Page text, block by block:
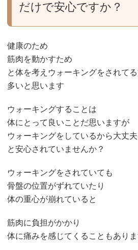
だけで安心ですか？
健康のため
筋肉を動かすため
と体を考えウォーキングをされて
多いと思います
ウォーキングすることは
体にとって良いことだ思いますが
ウォーキングをしているから大丈夫
と安心されていませんか？
ウォーキングをされていても
骨盤の位置がずれていたり
体の重心が崩れていると
筋肉に負担がかかり
体に痛みを感じてくることもあり